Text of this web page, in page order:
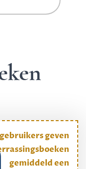
geven
gemiddeld een